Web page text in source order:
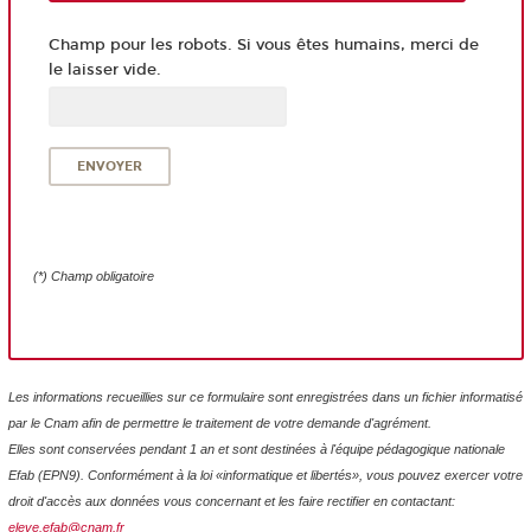
Champ pour les robots. Si vous êtes humains, merci de
le laisser vide.
(*) Champ obligatoire
Les informations recueillies sur ce formulaire sont enregistrées dans un fichier informatisé
par le Cnam afin de permettre le traitement de votre demande d'agrément.
Elles sont conservées pendant 1 an et sont destinées à l'équipe pédagogique nationale
Efab (EPN9). Conformément à la loi «informatique et libertés», vous pouvez exercer votre
droit d'accès aux données vous concernant et les faire rectifier en contactant:
eleve.efab@cnam.fr